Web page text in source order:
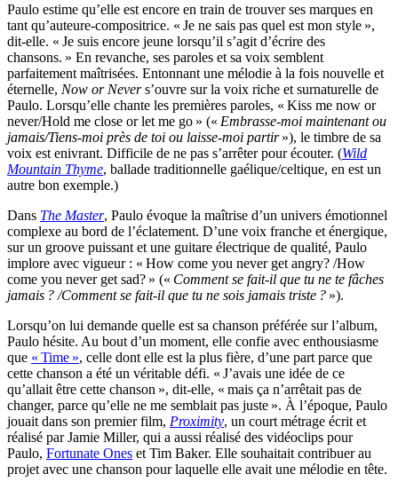
Paulo estime qu’elle est encore en train de trouver ses marques en
tant qu’auteure-compositrice. « Je ne sais pas quel est mon style »,
dit-elle. « Je suis encore jeune lorsqu’il s’agit d’écrire des
chansons. » En revanche, ses paroles et sa voix semblent
parfaitement maîtrisées. Entonnant une mélodie à la fois nouvelle et
éternelle, Now or Nevers’ouvre sur la voix riche et surnaturelle de
Paulo. Lorsqu’elle chante les premières paroles, « Kiss me now or
never/Hold me close or let me go » (« Embrasse-moi maintenant ou
jamais/Tiens-moi près de toi ou laisse-moi partir»), le timbre de sa
voix est enivrant. Difficile de ne pas s’arrêter pour écouter. (Wild
Mountain Thyme, ballade traditionnelle gaélique/celtique, en est un
autre bon exemple.)
Dans The Master, Paulo évoque la maîtrise d’un univers émotionnel
complexe au bord de l’éclatement. D’une voix franche et énergique,
sur un groove puissant et une guitare électrique de qualité, Paulo
implore avec vigueur : « How come you never get angry? /How
come you never get sad? » (« Comment se fait-il que tu ne te fâches
jamais ? /Comment se fait-il que tu ne sois jamais triste ? »).
Lorsqu’on lui demande quelle est sa chanson préférée sur l’album,
Paulo hésite. Au bout d’un moment, elle confie avec enthousiasme
que « Time », celle dont elle est la plus fière, d’une part parce que
cette chanson a été un véritable défi. « J’avais une idée de ce
qu’allait être cette chanson », dit-elle, « mais ça n’arrêtait pas de
changer, parce qu’elle ne me semblait pas juste ». À l’époque, Paulo
jouait dans son premier film, Proximity, un court métrage écrit et
réalisé par Jamie Miller, qui a aussi réalisé des vidéoclips pour
Paulo, Fortunate Ones et Tim Baker. Elle souhaitait contribuer au
projet avec une chanson pour laquelle elle avait une mélodie en tête.